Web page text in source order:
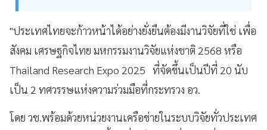
"ประเทศไทยจะก้าวหน้าได้อย่างยั่งยืนต้องมีงานวิจัยที่ใช่ เพื่อ
สังคม เศรษฐกิจไทย มหกรรมงานวิจัยแห่งชาติ 2568 หรือ
Thailand Research Expo 2025 ที่จัดขึ้นเป็นปีที่ 20 นับ
เป็น 2 ทศวรรษแห่งความร่วมมือที่กระทรวง อว.
โดย วช.พร้อมด้วยหน่วยงานเครือข่ายในระบบวิจัยทั่วประเทศ